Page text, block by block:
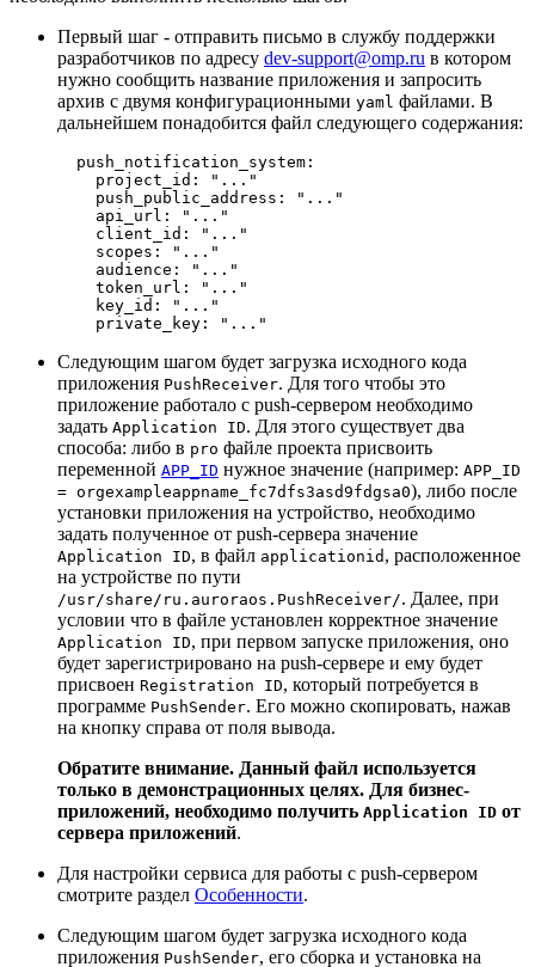
Первый шаг - отправить письмо в службу поддержки
разработчиков по адресу dev-support@omp.ru в котором
нужно сообщить название приложения и запросить
архив с двумя конфигурационными yaml файлами. В
дальнейшем понадобится файл следующего содержания:
  push_notification_system:
    project_id: "..."
    push_public_address: "..."
    api_url: "..."
    client_id: "..."
    scopes: "..."
    audience: "..."
    token_url: "..."
    key_id: "..."
Следующим шагом будет загрузка исходного кода
приложения PushReceiver. Для того чтобы это
приложение работало с push-сервером необходимо
задать Application ID. Для этого существует два
способа: либо в pro файле проекта присвоить
переменной APP_ID нужное значение (например: APP_ID
= orgexampleappname_fc7dfs3asd9fdgsa0), либо после
установки приложения на устройство, необходимо
задать полученное от push-сервера значение
Application ID, в файл applicationid , расположенное
на устройстве по пути
/usr/share/ru.auroraos.PushReceiver/. Далее, при
условии что в файле установлен корректное значение
Application ID, при первом запуске приложения, оно
будет зарегистрировано на push-сервере и ему будет
присвоен Registration ID, который потребуется в
программе PushSender. Его можно скопировать, нажав
на кнопку справа от поля вывода.
Обратите внимание. Данный файл используется
только в демонстрационных целях. Для бизнес-
приложений, необходимо получить Application ID от
сервера приложений.
Для настройки сервиса для работы с push-сервером
смотрите раздел Особенности.
Следующим шагом будет загрузка исходного кода
приложения PushSender, его сборка и установка на